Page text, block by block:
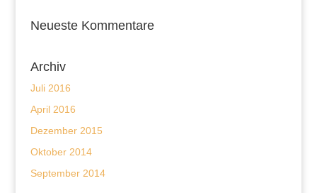
Neueste Kommentare
Archiv
Juli 2016
April 2016
Dezember 2015
Oktober 2014
September 2014